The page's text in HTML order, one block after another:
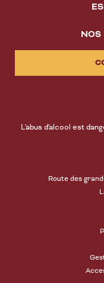
NOS
L'abus d'alcool est
Route des